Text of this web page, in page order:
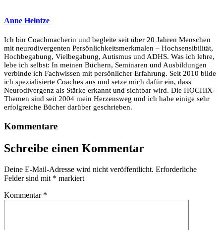
Anne Heintze
Ich bin Coachmacherin und begleite seit über 20 Jahren Menschen
mit neurodivergenten Persönlichkeitsmerkmalen – Hochsensibilität,
Hochbegabung, Vielbegabung, Autismus und ADHS. Was ich lehre,
lebe ich selbst: In meinen Büchern, Seminaren und Ausbildungen
verbinde ich Fachwissen mit persönlicher Erfahrung. Seit 2010 bilde
ich spezialisierte Coaches aus und setze mich dafür ein, dass
Neurodivergenz als Stärke erkannt und sichtbar wird. Die HOCHiX-
Themen sind seit 2004 mein Herzensweg und ich habe einige sehr
erfolgreiche Bücher darüber geschrieben.
Kommentare
Schreibe einen Kommentar
Deine E-Mail-Adresse wird nicht veröffentlicht. Erforderliche
Felder sind mit * markiert
Kommentar *